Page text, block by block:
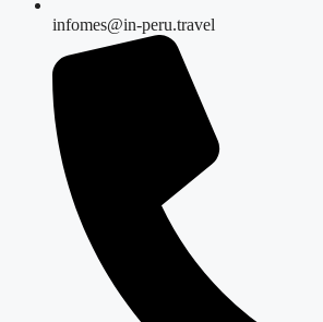
infomes@in-peru.travel